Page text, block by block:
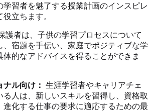
学習者を魅了する授業計画のインスピレ
立ちます。
護者は、子供の学習プロセスについて
、宿題を手伝い、家庭でポジティブな学
体的なアドバイスを得ることができま
ル向け： 生涯学習者やキャリアチェ
る人は、新しいスキルを習得し、資格取
進化する仕事の要求に適応するための最